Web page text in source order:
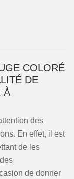
COLORÉ
DE
À
des
En effet, il est
de les
de donner